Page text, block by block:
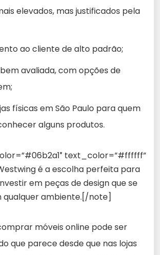
elevados, mas justificados pela
ao cliente de alto padrão;
avaliada, com opções de
físicas em São Paulo para quem
alguns produtos.
text_color=”#ffffff”
é a escolha perfeita para
em peças de design que se
qualquer ambiente.[/note]
móveis online pode ser
que parece desde que nas lojas